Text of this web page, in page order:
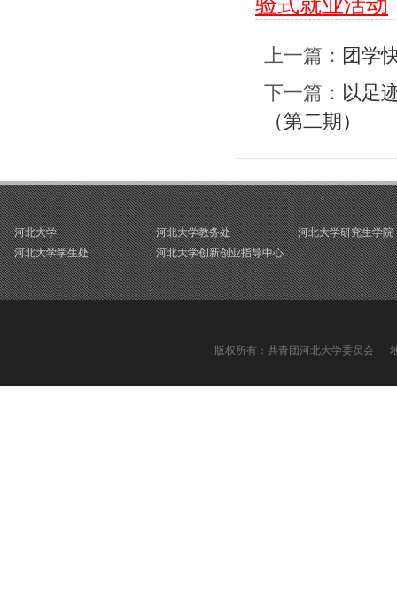
上一篇： 团学
下一篇： 以足
（第二期）
河北大学 河北大学教务处
河北大学研究生学院
河北大学学生处
河北大学创新创业指导中心
版权所有：共青团河北大学委员会